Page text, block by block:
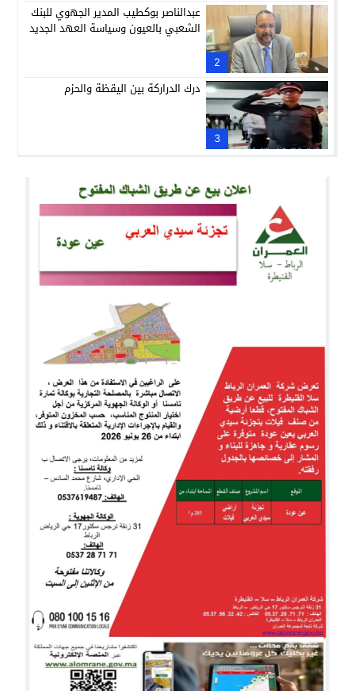
2
عبدالناصر بوكطيب المدير الجهوي للبنك
الشعبي بالعيون وسياسة العهد الجديد
3
درك الدراركة بين اليقظة والحزم